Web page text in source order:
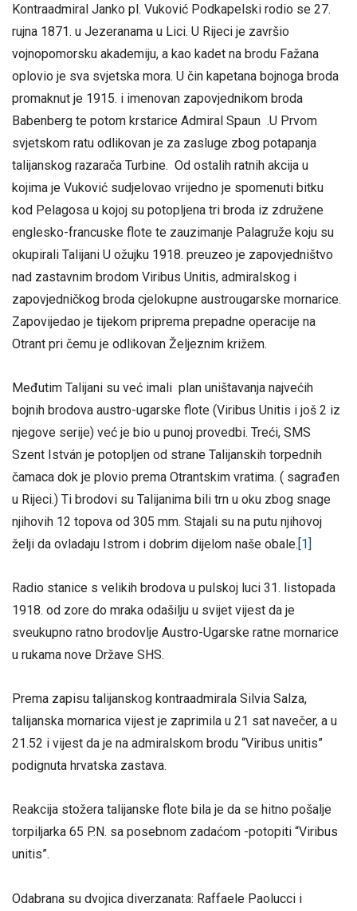
Kontraadmiral Janko pl. Vuković Podkapelski rodio se 27.
rujna 1871. u Jezeranama u Lici. U Rijeci je završio
vojnopomorsku akademiju, a kao kadet na brodu Fažana
oplovio je sva svjetska mora. U čin kapetana bojnoga broda
promaknut je 1915. i imenovan zapovjednikom broda
Babenberg te potom krstarice Admiral Spaun .U Prvom
svjetskom ratu odlikovan je za zasluge zbog potapanja
talijanskog razarača Turbine. Od ostalih ratnih akcija u
kojima je Vuković sudjelovao vrijedno je spomenuti bitku
kod Pelagosa u kojoj su potopljena tri broda iz združene
englesko-francuske flote te zauzimanje Palagruže koju su
okupirali Talijani U ožujku 1918. preuzeo je zapovjedništvo
nad zastavnim brodom Viribus Unitis, admiralskog i
zapovjedničkog broda cjelokupne austrougarske mornarice.
Zapovijedao je tijekom priprema prepadne operacije na
Otrant pri čemu je odlikovan Željeznim križem.
Međutim Talijani su već imali plan uništavanja najvećih
bojnih brodova austro-ugarske flote (Viribus Unitis i još 2 iz
njegove serije) već je bio u punoj provedbi. Treći, SMS
Szent István je potopljen od strane Talijanskih torpednih
čamaca dok je plovio prema Otrantskim vratima. ( sagrađen
u Rijeci.) Ti brodovi su Talijanima bili trn u oku zbog snage
njihovih 12 topova od 305 mm. Stajali su na putu njihovoj
želji da ovladaju Istrom i dobrim dijelom naše obale.[1]
Radio stanice s velikih brodova u pulskoj luci 31. listopada
1918. od zore do mraka odašilju u svijet vijest da je
sveukupno ratno brodovlje Austro-Ugarske ratne mornarice
u rukama nove Države SHS.
Prema zapisu talijanskog kontraadmirala Silvia Salza,
talijanska mornarica vijest je zaprimila u 21 sat navečer, a u
21.52 i vijest da je na admiralskom brodu “Viribus unitis”
podignuta hrvatska zastava.
Reakcija stožera talijanske flote bila je da se hitno pošalje
torpiljarka 65 P.N. sa posebnom zadaćom -potopiti “Viribus
unitis”.
Odabrana su dvojica diverzanata: Raffaele Paolucci i